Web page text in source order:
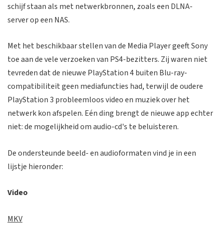
schijf staan als met netwerkbronnen, zoals een DLNA-
server op een NAS.
Met het beschikbaar stellen van de Media Player geeft Sony
toe aan de vele verzoeken van PS4-bezitters. Zij waren niet
tevreden dat de nieuwe PlayStation 4 buiten Blu-ray-
compatibiliteit geen mediafuncties had, terwijl de oudere
PlayStation 3 probleemloos video en muziek over het
netwerk kon afspelen. Eén ding brengt de nieuwe app echter
niet: de mogelijkheid om audio-cd's te beluisteren.
De ondersteunde beeld- en audioformaten vind je in een
lijstje hieronder:
Video
MKV